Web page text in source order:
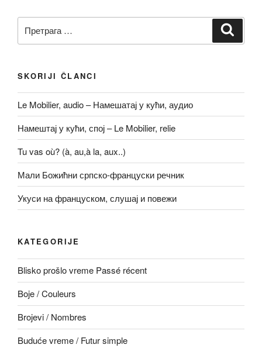
e
b
o
k
er y
Li
e
за:
SKORIJI ČLANCI
Le Mobilier, audio – Намешатај у кући, аудио
Намештај у кући, спој – Le Mobilier, relie
Tu vas où? (à, au,à la, aux..)
Мали Божићни српско-француски речник
Укуси на француском, слушај и повежи
KATEGORIJE
Blisko prošlo vreme Passé récent
Boje / Couleurs
Brojevi / Nombres
Buduće vreme / Futur simple